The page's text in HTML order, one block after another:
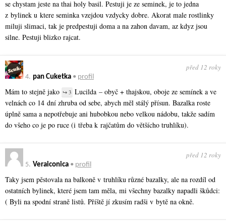
se chystam jeste na thai holy basil. Pestuji je ze seminek, je to jedna
z bylinek u ktere seminka vzejdou vzdycky dobre. Akorat male rostlinky
miluji slimaci, tak je predpestuji doma a na zahon davam, az kdyz jsou
silne. Pestuji blizko rajcat.
4. pan Cuketka • profil
před 12 roky
Mám to stejně jako ↪ 3 Lucilda – obyč + thajskou, oboje ze semínek a ve
velnách co 14 dní zhruba od sebe, abych měl stálý přísun. Bazalka roste
úplně sama a nepotřebuje ani hubobkou nebo velkou nádobu, takže sadím
do všeho co je po ruce (i třeba k rajčatům do většícho truhlíku).
5. Veraiconica • profil
před 12 roky
Taky jsem pěstovala na balkoně v truhlíku různé bazalky, ale na rozdíl od
ostatních bylinek, které jsem tam měla, mi všechny bazalky napadli škůdci:
( Byli na spodní straně listů. Příště jí zkusím radši v bytě na okně.